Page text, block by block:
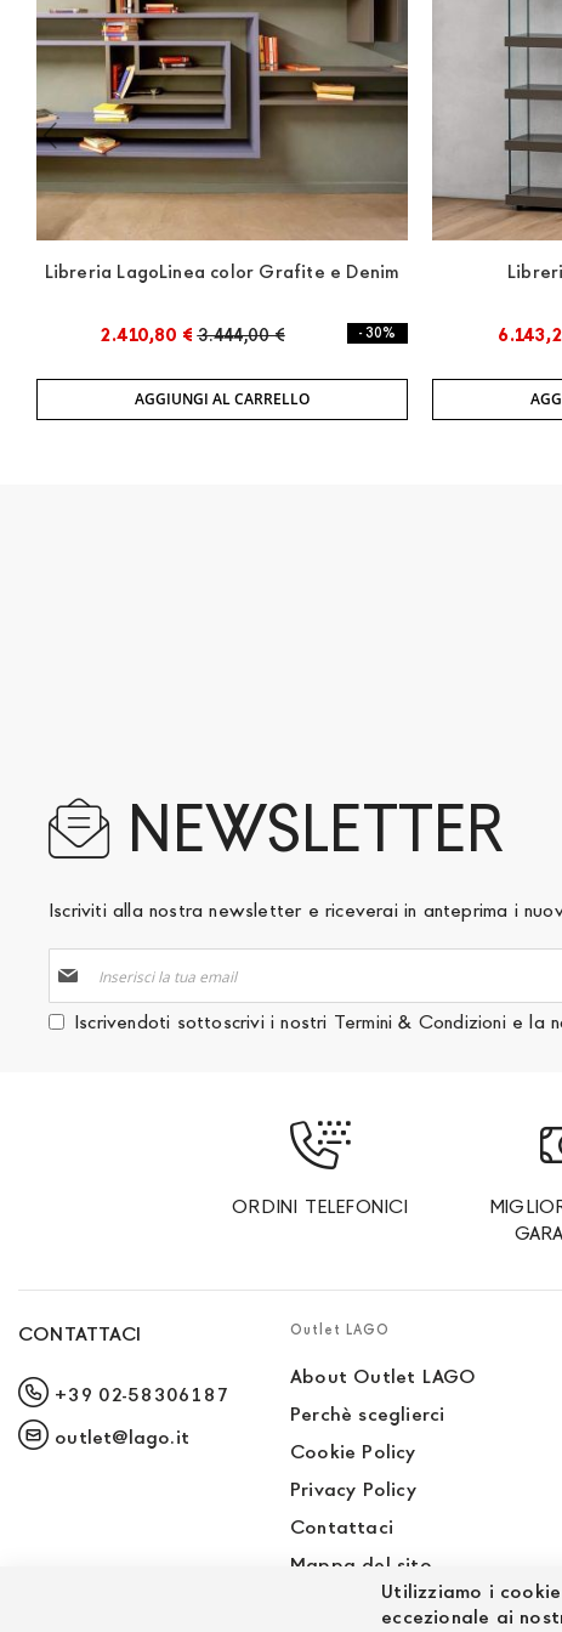
Libreria LagoLinea color Grafite e Denim
2.410,80 € 3.444,00 € - 30%
AGGIUNGI AL CARRELLO
NEWSLETTER
Iscriviti alla nostra newsletter e riceverai in anteprima i
alla
nostra
Newsletter:
Iscrivendoti sottoscrivi i nostri Termini & Condizioni e la
ORDINI TELEFONICI
CONTATTACI
+39 02-58306187
outlet@lago.it
Outlet LAGO
About Outlet LAGO
Perchè sceglierci
Cookie Policy
Privacy Policy
Contattaci
Mappa del sito
Sito LAGOUtilizziamo i
eccezionale ai